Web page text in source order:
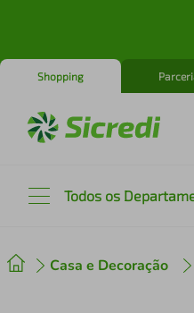
Shopping
Todos os
Casa e Decoração º